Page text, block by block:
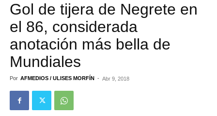
Gol de tijera de Negrete en
el 86, considerada
anotación más bella de
Mundiales
Por AFMEDIOS / ULISES MORFÍN - Abr 9, 2018